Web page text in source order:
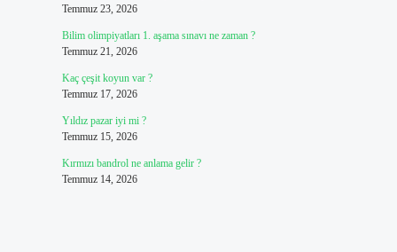
Temmuz 23, 2026
Bilim olimpiyatları 1. aşama sınavı ne zaman ?
Temmuz 21, 2026
Kaç çeşit koyun var ?
Temmuz 17, 2026
Yıldız pazar iyi mi ?
Temmuz 15, 2026
Kırmızı bandrol ne anlama gelir ?
Temmuz 14, 2026